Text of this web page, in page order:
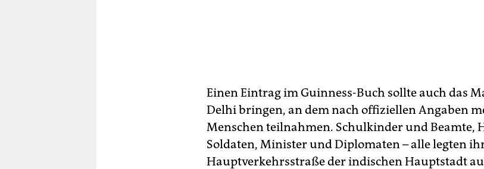
Einen Eintrag im Guinness-Buch sollte auch das
Delhi bringen, an dem nach offiziellen Angaben
Menschen teilnahmen. Schulkinder und Beamte,
Soldaten, Minister und Diplomaten – alle legten
Hauptverkehrsstraße der indischen Hauptstadt